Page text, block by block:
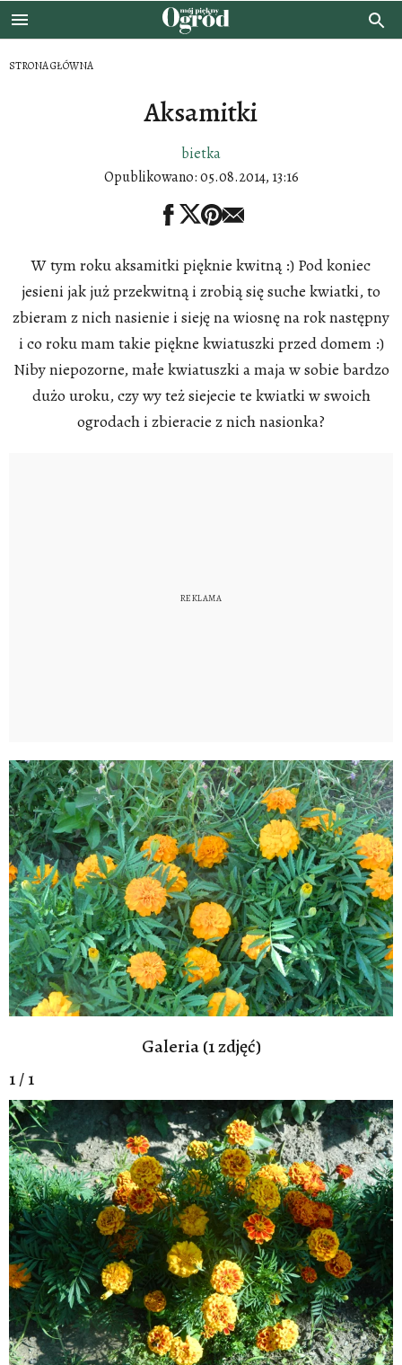
STRONA GŁÓWNA
Aksamitki
bietka
Opublikowano:05.08.2014, 13:16
W tym roku aksamitki pięknie kwitną :) Pod koniec
jesieni jak już przekwitną i zrobią się suche kwiatki, to
zbieram z nich nasienie i sieję na wiosnę na rok następny
i co roku mam takie piękne kwiatuszki przed domem :)
Niby niepozorne, małe kwiatuszki a maja w sobie bardzo
dużo uroku, czy wy też siejecie te kwiatki w swoich
ogrodach i zbieracie z nich nasionka?
Galeria (1 zdjęć)
1 / 1